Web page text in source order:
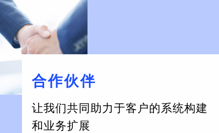
合作伙伴
让我们共同助力于客户的系统构建
和业务扩展